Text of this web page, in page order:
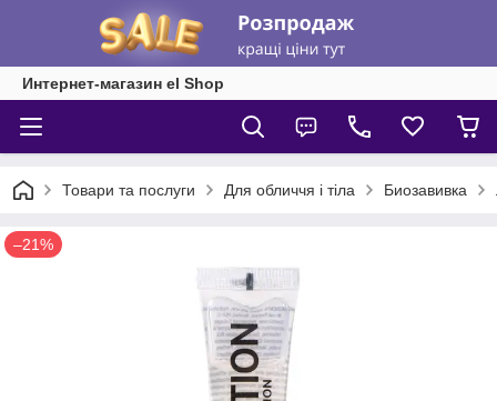
Интернет-магазин el Shop
Товари та послуги Для обличчя і тіла Биозавивка
–21%